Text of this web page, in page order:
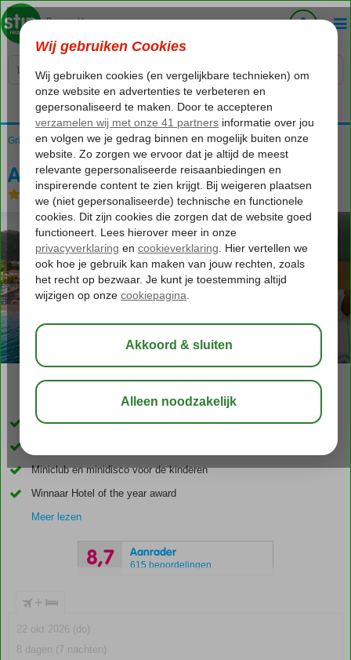
Voelt als thuiskomen...
Griekenland Rhodos Ixia Avra Beach
Avra Beach
All Inclusive- Hotel
aug 32°C
Direct aan het strand van Ixia
Miniclub en minidisco voor de kinderen
Winnaar Hotel of the year award
Meer lezen
8,7 Aanrader
615 beoordelingen
+
22 okt 2026 (do)
8 dagen (7 nachten)